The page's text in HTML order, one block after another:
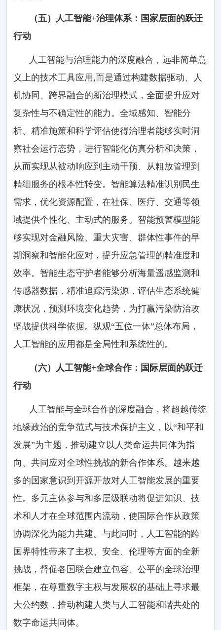
（五）人工智能+治理体系：国家层面的跃迁
行动
人工智能与治理能力的深度融合，远非简单意
义上的技术工具应用,而是通过构建数据驱动、人
机协同、跨界融合的新治理模式，全面提升应对
复杂性与不确定性的能力。全域感知、智能分
析、精准施策和科学评估使得治理者能够实时洞
察社会运行态势，进行智能化仿真分析和决策，
从而实现从被动响应到主动干预、从粗放管理到
精细服务的根本性转变。智能算法精准识别民生
需求，优化资源配置，在社保、医疗、交通等领
域提供个性化、主动式的服务。智能预警模型能
够实现对金融风险、重大灾害、群体性事件的早
期洞察和智能化应对，提升应急管理的精准度和
效率。智能生态守护者能够分析海量遥感监测和
传感器数据，精准追踪污染源，评估生态系统健
康状况，预测环境变化趋势，为打赢污染防治攻
坚战提供科学依据。纵观“五位一体”总体布局，
人工智能的应用都是全局性和系统性的。
（六）人工智能+全球合作：国际层面的跃迁
行动
人工智能与全球合作的深度融合，将超越传统
地缘政治的竞争范式与技术保护主义，以“和平和
发展”为主题，推动建立以人类命运共同体为指
向、共同应对全球性挑战的新合作体系。越来越
多的国家意识到开源开放对人工智能发展的重要
性。多元主体参与和多层级联动将促进知识、技
术和人才在全球范围内流动，使国际合作从政策
协调深化为能力共建。与此同时，人工智能的跨
国界特性带来了主权、安全、伦理等方面的全新
挑战，督促各国联合建立包容、公平的全球治理
框架，在尊重数字主权与发展权的基础上寻求最
大公约数，推动构建人类与人工智能和谐共处的
数字命运共同体。